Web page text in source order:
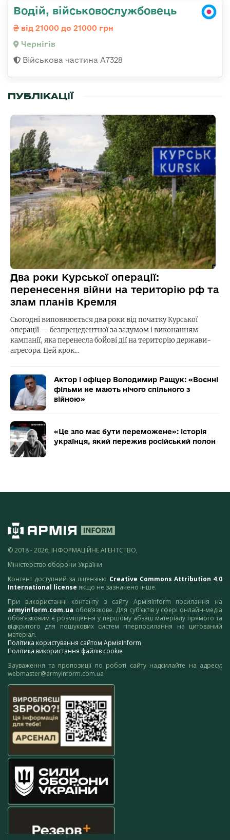
Водій, військовослужбовець
від 21000 до 21000 грн
Чернігів
Військова частина А7328
ПУБЛІКАЦІЇ
Два роки Курської операції:
перенесення війни на територію рф та
злам планів Кремля
Сьогодні виповнюється два роки від початку Курської
операції — безпрецедентної за задумом і виконанням
кампанії, яка перенесла бойові дії на територію держави-
агресора. Цей крок…
Актор і офіцер Володимир Ращук: «Воєнні
фільми не мають нічого спільного з
війною»
«Це зло має бути переможене»: історія
українця, який пережив російський полон
© 2018 - 2026, ІНФОРМАЦІЙНЕ АГЕНТСТВО,
Міністерство оборони України
Контент доступний за ліцензією Creative Commons Attribution 4.0
International license якщо не зазначено інше.
При використанні контенту з сайту АрміяInform посилання на
armyinform.com.ua обов’язкове. Для суб’єктів у сфері онлайн-медіа
обов’язковим є розміщення у першому абзаці матеріалу прямого та
відкритого для пошукових систем гіперпосилання на цитований
матеріал.
Політика користування сайтом АрміяInform
Політика використання файлів cookie
Зауваження та пропозиції по роботі сайту надсилайте на адресу:
webmaster@armyinform.com.ua